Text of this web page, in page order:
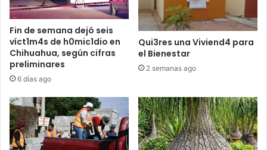
Fin de semana dejó seis
víct1m4s de h0mic1dio en
Chihuahua, según cifras
preliminares
6 días ago
Qui3res una Viviend4 para
el Bienestar
2 semanas ago